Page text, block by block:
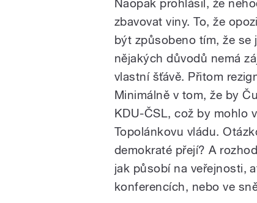
Naopak prohlásil, že
zbavovat viny. To, že
být způsobeno tím, že se
nějakých důvodů nemá
vlastní šťávě. Přitom
Minimálně v tom, že by
KDU-ČSL, což by mohlo
Topolánkovu vládu.
demokraté přejí? A
jak působí na veřejnosti,
konferencích, nebo ve